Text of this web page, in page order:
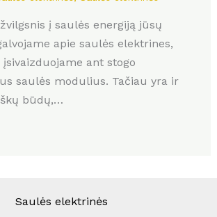
į saulės energiją jūsų
apie saulės elektrines,
įsivaizduojame ant stogo
saulės modulius. Tačiau yra ir
būdų,…
Saulės elektrinės